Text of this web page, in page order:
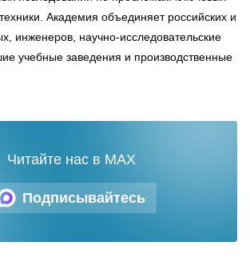
Академия объединяет российских и
инженеров, научно-исследовательские
учебные заведения и производственные
Подписывайтесь
Читайте нас в MAX